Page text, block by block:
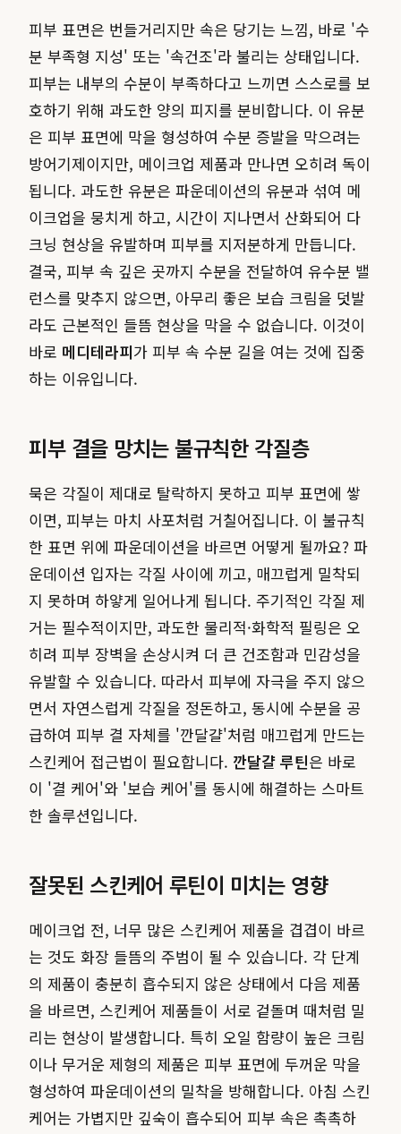
피부 표면은 번들거리지만 속은 당기는 느낌, 바로 '수
분 부족형 지성' 또는 '속건조'라 불리는 상태입니다.
피부는 내부의 수분이 부족하다고 느끼면 스스로를 보
호하기 위해 과도한 양의 피지를 분비합니다. 이 유분
은 피부 표면에 막을 형성하여 수분 증발을 막으려는
방어기제이지만, 메이크업 제품과 만나면 오히려 독이
됩니다. 과도한 유분은 파운데이션의 유분과 섞여 메
이크업을 뭉치게 하고, 시간이 지나면서 산화되어 다
크닝 현상을 유발하며 피부를 지저분하게 만듭니다.
결국, 피부 속 깊은 곳까지 수분을 전달하여 유수분 밸
런스를 맞추지 않으면, 아무리 좋은 보습 크림을 덧발
라도 근본적인 들뜸 현상을 막을 수 없습니다. 이것이
바로 메디테라피가 피부 속 수분 길을 여는 것에 집중
하는 이유입니다.
피부 결을 망치는 불규칙한 각질층
묵은 각질이 제대로 탈락하지 못하고 피부 표면에 쌓
이면, 피부는 마치 사포처럼 거칠어집니다. 이 불규칙
한 표면 위에 파운데이션을 바르면 어떻게 될까요? 파
운데이션 입자는 각질 사이에 끼고, 매끄럽게 밀착되
지 못하며 하얗게 일어나게 됩니다. 주기적인 각질 제
거는 필수적이지만, 과도한 물리적·화학적 필링은 오
히려 피부 장벽을 손상시켜 더 큰 건조함과 민감성을
유발할 수 있습니다. 따라서 피부에 자극을 주지 않으
면서 자연스럽게 각질을 정돈하고, 동시에 수분을 공
급하여 피부 결 자체를 '깐달걀'처럼 매끄럽게 만드는
스킨케어 접근법이 필요합니다. 깐달걀 루틴은 바로
이 '결 케어'와 '보습 케어'를 동시에 해결하는 스마트
한 솔루션입니다.
잘못된 스킨케어 루틴이 미치는 영향
메이크업 전, 너무 많은 스킨케어 제품을 겹겹이 바르
는 것도 화장 들뜸의 주범이 될 수 있습니다. 각 단계
의 제품이 충분히 흡수되지 않은 상태에서 다음 제품
을 바르면, 스킨케어 제품들이 서로 겉돌며 때처럼 밀
리는 현상이 발생합니다. 특히 오일 함량이 높은 크림
이나 무거운 제형의 제품은 피부 표면에 두꺼운 막을
형성하여 파운데이션의 밀착을 방해합니다. 아침 스킨
케어는 가볍지만 깊숙이 흡수되어 피부 속은 촉촉하